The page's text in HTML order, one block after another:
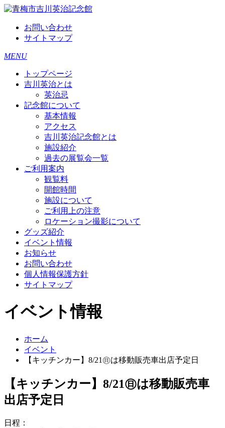
お問い合わせ
サイトマップ
MENU
トップページ
吉川英治とは
英治忌
記念館について
基本情報
アクセス
吉川英治記念館とは
施設紹介
過去の展覧会一覧
ご利用案内
観覧料
開館時間
施設について
ご利用上の注意
ロケーション撮影について
グッズ紹介
イベント情報
お知らせ
お問い合わせ
個人情報保護方針
サイトマップ
イベント情報
ホーム
イベント
【キッチンカー】8/21㊐は移動販売車出店予定日
【キッチンカー】8/21㊐は移動販売車
出店予定日
日程：